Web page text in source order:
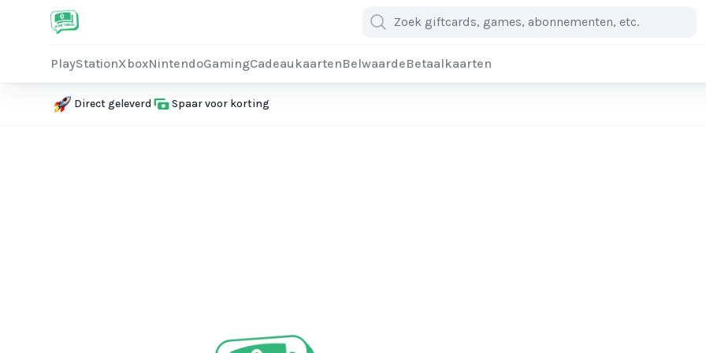
PlayStationXboxNintendoGamingCadeaukaartenBelwaardeBetaalkaarten
Direct geleverd Spaar voor korting